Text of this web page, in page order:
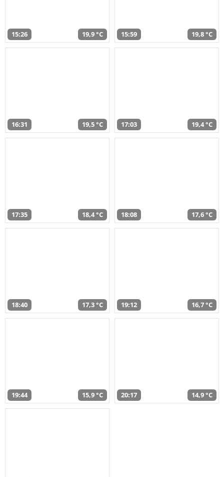
15:26 19,9 °C 15:59 19,8 °C
16:31 19,5 °C 17:03 19,4 °C
17:35 18,4 °C 18:08 17,6 °C
18:40 17,3 °C 19:12 16,7 °C
19:44 15,9 °C 20:17 14,9 °C